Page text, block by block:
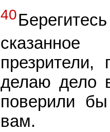
40
делаю дело
поверили
вам.